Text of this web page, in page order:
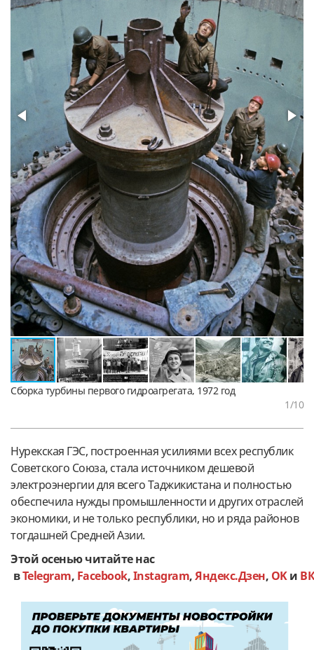
Сборка турбины первого гидроагрегата, 1972 год
1/10
Нурекская ГЭС, построенная усилиями всех республик
Советского Союза, стала источником дешевой
электроэнергии для всего Таджикистана и полностью
обеспечила нужды промышленности и других отраслей
экономики, и не только республики, но и ряда районов
тогдашней Средней Азии.
Этой осенью читайте нас
вTelegram, Facebook,Instagram,Яндекс.Дзен, OKи ВК